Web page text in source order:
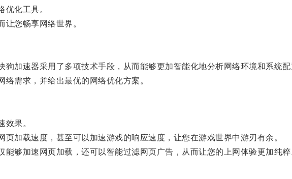
化工具。
您畅享网络世界。
加速器采用了多项技术手段，从而能够更加智能化地分析网络环境和系统配
需求，并给出最优的网络优化方案。
果。
加载速度，甚至可以加速游戏的响应速度，让您在游戏世界中游刃有余。
够加速网页加载，还可以智能过滤网页广告，从而让您的上网体验更加纯粹